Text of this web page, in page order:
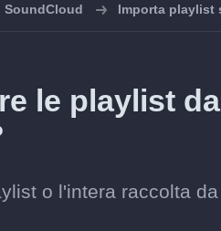
SoundCloud Importa playlist
le playlist
o l'intera raccolta